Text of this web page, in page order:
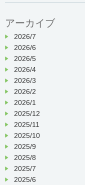
アーカイブ
2026/7
2026/6
2026/5
2026/4
2026/3
2026/2
2026/1
2025/12
2025/11
2025/10
2025/9
2025/8
2025/7
2025/6